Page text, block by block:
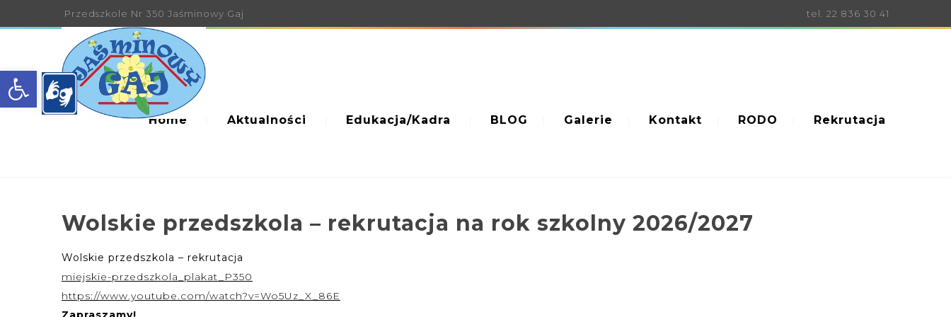
Open toolbar
Przedszkole Nr 350 Jaśminowy Gaj tel. 22 836 30 41
Home Aktualności Edukacja/Kadra BLOG Galerie Kontakt RODO Rekrutacja
Wolskie przedszkola – rekrutacja na rok szkolny 2026/2027
Wolskie przedszkola – rekrutacja
miejskie-przedszkola_plakat_P350
https://www.youtube.com/watch?v=Wo5Uz_X_86E